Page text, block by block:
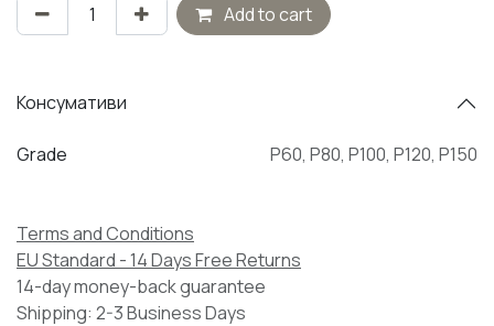
Add to cart
Консумативи
Grade P60, P80, P100, P120, P150
Terms and Conditions
EU Standard - 14 Days Free Returns
14-day money-back guarantee
Shipping: 2-3 Business Days